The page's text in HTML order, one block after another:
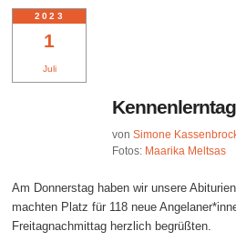
1
Juli
2023
vonSimone
Fotos: Maarika Meltsas
Am Donnerstag haben wir unsere
machten Platz für 118 neue
Freitagnachmittag herzlich begrüßten.